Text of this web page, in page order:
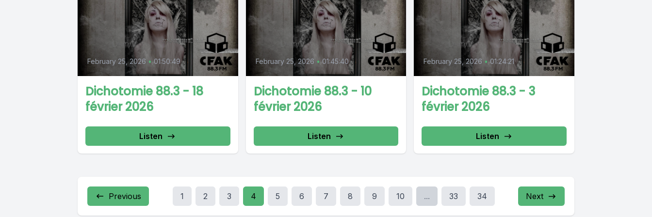
February 25, 2026 • 01:50:49
Dichotomie 88.3 - 18
février 2026
Listen
February 25, 2026 • 01:45:40
Dichotomie 88.3 - 10
février 2026
Listen
February 25, 2026 • 01:24:21
Dichotomie 88.3 - 3
février 2026
Listen
Previous 1 2 3 4 5 6 7 8 9 10 ... 33 34 Next